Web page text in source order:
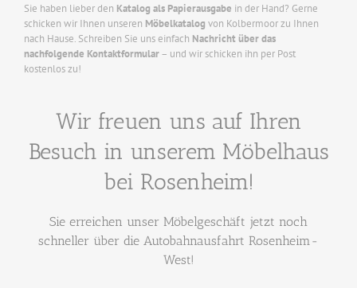
Sie haben lieber den Katalog als Papierausgabe in der Hand? Gerne
schicken wir Ihnen unseren Möbelkatalog von Kolbermoor zu Ihnen
nach Hause. Schreiben Sie uns einfach Nachricht über das
nachfolgende Kontaktformular– und wir schicken ihn per Post
kostenlos zu!
Wir freuen uns auf Ihren
Besuch in unserem Möbelhaus
bei Rosenheim!
Sie erreichen unser Möbelgeschäft jetzt noch
schneller über die Autobahnausfahrt Rosenheim-
West!